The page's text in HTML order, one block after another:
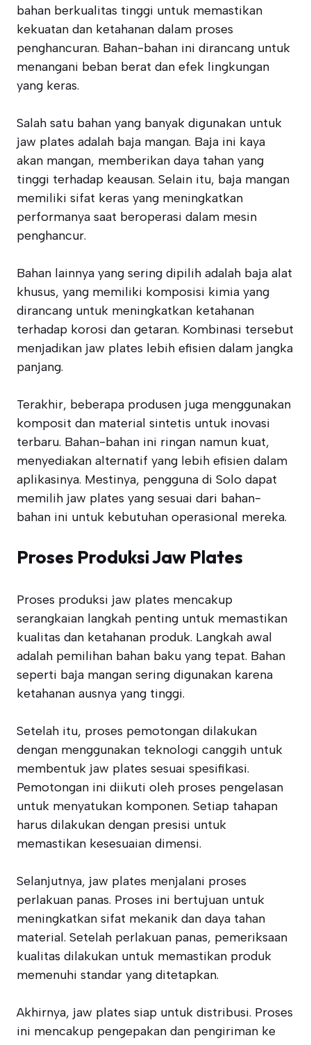
bahan berkualitas tinggi untuk memastikan
kekuatan dan ketahanan dalam proses
penghancuran. Bahan-bahan ini dirancang untuk
menangani beban berat dan efek lingkungan
yang keras.
Salah satu bahan yang banyak digunakan untuk
jaw plates adalah baja mangan. Baja ini kaya
akan mangan, memberikan daya tahan yang
tinggi terhadap keausan. Selain itu, baja mangan
memiliki sifat keras yang meningkatkan
performanya saat beroperasi dalam mesin
penghancur.
Bahan lainnya yang sering dipilih adalah baja alat
khusus, yang memiliki komposisi kimia yang
dirancang untuk meningkatkan ketahanan
terhadap korosi dan getaran. Kombinasi tersebut
menjadikan jaw plates lebih efisien dalam jangka
panjang.
Terakhir, beberapa produsen juga menggunakan
komposit dan material sintetis untuk inovasi
terbaru. Bahan-bahan ini ringan namun kuat,
menyediakan alternatif yang lebih efisien dalam
aplikasinya. Mestinya, pengguna di Solo dapat
memilih jaw plates yang sesuai dari bahan-
bahan ini untuk kebutuhan operasional mereka.
Proses Produksi Jaw Plates
Proses produksi jaw plates mencakup
serangkaian langkah penting untuk memastikan
kualitas dan ketahanan produk. Langkah awal
adalah pemilihan bahan baku yang tepat. Bahan
seperti baja mangan sering digunakan karena
ketahanan ausnya yang tinggi.
Setelah itu, proses pemotongan dilakukan
dengan menggunakan teknologi canggih untuk
membentuk jaw plates sesuai spesifikasi.
Pemotongan ini diikuti oleh proses pengelasan
untuk menyatukan komponen. Setiap tahapan
harus dilakukan dengan presisi untuk
memastikan kesesuaian dimensi.
Selanjutnya, jaw plates menjalani proses
perlakuan panas. Proses ini bertujuan untuk
meningkatkan sifat mekanik dan daya tahan
material. Setelah perlakuan panas, pemeriksaan
kualitas dilakukan untuk memastikan produk
memenuhi standar yang ditetapkan.
Akhirnya, jaw plates siap untuk distribusi. Proses
ini mencakup pengepakan dan pengiriman ke